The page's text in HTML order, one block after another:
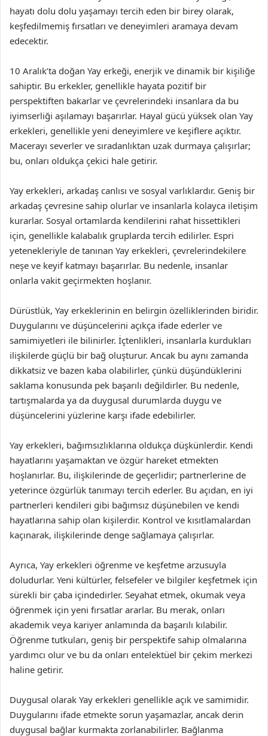
hayatı dolu dolu yaşamayı tercih eden bir birey olarak,
keşfedilmemiş fırsatları ve deneyimleri aramaya devam
edecektir.
10 Aralık’ta doğan Yay erkeği, enerjik ve dinamik bir kişiliğe
sahiptir. Bu erkekler, genellikle hayata pozitif bir
perspektiften bakarlar ve çevrelerindeki insanlara da bu
iyimserliği aşılamayı başarırlar. Hayal gücü yüksek olan Yay
erkekleri, genellikle yeni deneyimlere ve keşiflere açıktır.
Macerayı severler ve sıradanlıktan uzak durmaya çalışırlar;
bu, onları oldukça çekici hale getirir.
Yay erkekleri, arkadaş canlısı ve sosyal varlıklardır. Geniş bir
arkadaş çevresine sahip olurlar ve insanlarla kolayca iletişim
kurarlar. Sosyal ortamlarda kendilerini rahat hissettikleri
için, genellikle kalabalık gruplarda tercih edilirler. Espri
yetenekleriyle de tanınan Yay erkekleri, çevrelerindekilere
neşe ve keyif katmayı başarırlar. Bu nedenle, insanlar
onlarla vakit geçirmekten hoşlanır.
Dürüstlük, Yay erkeklerinin en belirgin özelliklerinden biridir.
Duygularını ve düşüncelerini açıkça ifade ederler ve
samimiyetleri ile bilinirler. İçtenlikleri, insanlarla kurdukları
ilişkilerde güçlü bir bağ oluşturur. Ancak bu aynı zamanda
dikkatsiz ve bazen kaba olabilirler, çünkü düşündüklerini
saklama konusunda pek başarılı değildirler. Bu nedenle,
tartışmalarda ya da duygusal durumlarda duygu ve
düşüncelerini yüzlerine karşı ifade edebilirler.
Yay erkekleri, bağımsızlıklarına oldukça düşkünlerdir. Kendi
hayatlarını yaşamaktan ve özgür hareket etmekten
hoşlanırlar. Bu, ilişkilerinde de geçerlidir; partnerlerine de
yeterince özgürlük tanımayı tercih ederler. Bu açıdan, en iyi
partnerleri kendileri gibi bağımsız düşünebilen ve kendi
hayatlarına sahip olan kişilerdir. Kontrol ve kısıtlamalardan
kaçınarak, ilişkilerinde denge sağlamaya çalışırlar.
Ayrıca, Yay erkekleri öğrenme ve keşfetme arzusuyla
doludurlar. Yeni kültürler, felsefeler ve bilgiler keşfetmek için
sürekli bir çaba içindedirler. Seyahat etmek, okumak veya
öğrenmek için yeni fırsatlar ararlar. Bu merak, onları
akademik veya kariyer anlamında da başarılı kılabilir.
Öğrenme tutkuları, geniş bir perspektife sahip olmalarına
yardımcı olur ve bu da onları entelektüel bir çekim merkezi
haline getirir.
Duygusal olarak Yay erkekleri genellikle açık ve samimidir.
Duygularını ifade etmekte sorun yaşamazlar, ancak derin
duygusal bağlar kurmakta zorlanabilirler. Bağlanma